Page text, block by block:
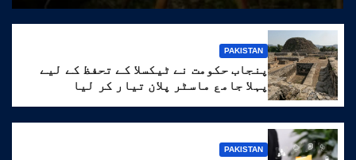
PAKISTAN
پنجاب حکومت نے ٹیکسلا کے تحفظ کے لیے
پہلا جامع ماسٹر پلان تیار کر لیا
PAKISTAN